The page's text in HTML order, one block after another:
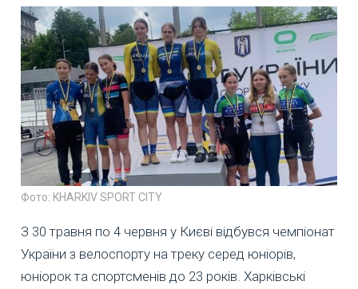
Фото: KHARKIV SPORT CITY
З 30 травня по 4 червня у Києві відбувся чемпіонат
України з велоспорту на треку серед юніорів,
юніорок та спортсменів до 23 років. Харківські